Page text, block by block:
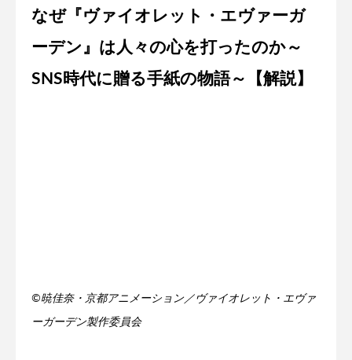
なぜ『ヴァイオレット・エヴァーガ
ーデン』は人々の心を打ったのか～
SNS時代に贈る手紙の物語～【解説】
©暁佳奈・京都アニメーション／ヴァイオレット・エヴァ
ーガーデン製作委員会